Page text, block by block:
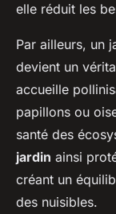
elle réduit les
Par ailleurs, un
devient un
accueille
papillons ou
santé des
jardin ainsi
créant un
des nuisibles.